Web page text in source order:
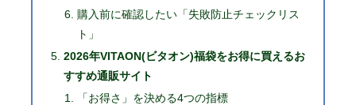
購入前に確認したい「失敗防止チェックリス
ト」
2026年VITAON(ビタオン)福袋をお得に買えるお
すすめ通販サイト
「お得さ」を決める4つの指標